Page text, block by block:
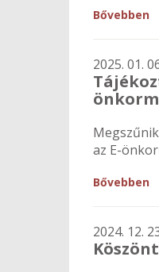
Bővebben
2025. 01.
az E-
Bővebben
2024. 12.